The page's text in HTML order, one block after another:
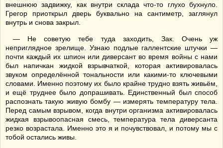
внешнюю задвижку, как внутри склада что-то глухо бухнуло.
Грегор приоткрыл дверь буквально на сантиметр, заглянул
внутрь и снова закрыл.
— Не советую тебе туда заходить, Зак. Очень уж
неприглядное зрелище. Узнаю подлые галлентские штучки —
почти каждый их шпион или диверсант во время войны с нами
был напичкан жидкой взрывчаткой, которая активировалась
звуком определённой тональности или какими-то ключевыми
словами. Именно поэтому их было крайне трудно взять живьём,
и ещё труднее было допрашивать. Единственный был способ
распознать такую живую бомбу — измерять температуру тела.
Перед самым взрывом, когда внутри организма активировалась
жидкая взрывоопасная смесь, температура тела диверсанта
резко возрастала. Именно это я и почувствовал, и потому мы с
тобой остались живы.